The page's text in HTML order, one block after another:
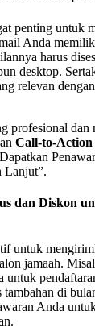
penting untuk
Anda
harus
desktop.
relevan
profesional dan
Call-to-
Lanjut”.
dan Diskon
untuk
jamaah.
untuk
di
Anda